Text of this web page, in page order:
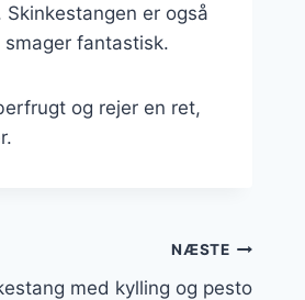
er også
fantastisk.
og rejer en ret,
NÆSTE
med kylling og pesto